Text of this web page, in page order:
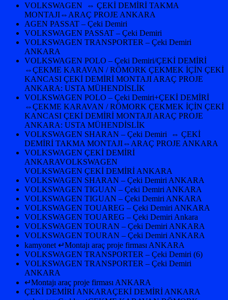
VOLKSWAGEN ⇔ ÇEKİ DEMİRİ TAKMA
MONTAJI⇔ARAÇ PROJE ANKARA
AGEN PASSAT – Çeki Demiri
VOLKSWAGEN PASSAT – Çeki Demiri
VOLKSWAGEN TRANSPORTER – Çeki Demiri
ANKARA
VOLKSWAGEN POLO – Çeki Demiri/ÇEKİ DEMİRİ
⇔ÇEKME KARAVAN / RÖMORK ÇEKMEK İÇİN ÇEKİ
KANCASI ÇEKİ DEMİRİ MONTAJI ARAÇ PROJE
ANKARA: USTA MÜHENDİSLİK
VOLKSWAGEN POLO – Çeki Demiri+ÇEKİ DEMİRİ
⇔ÇEKME KARAVAN / RÖMORK ÇEKMEK İÇİN ÇEKİ
KANCASI ÇEKİ DEMİRİ MONTAJI ARAÇ PROJE
ANKARA: USTA MÜHENDİSLİK
VOLKSWAGEN SHARAN – Çeki Demiri ⇔ ÇEKİ
DEMİRİ TAKMA MONTAJI⇔ARAÇ PROJE ANKARA
VOLKSWAGEN ÇEKİ DEMİRİ
ANKARAVOLKSWAGEN
VOLKSWAGEN ÇEKİ DEMİRİ ANKARA
VOLKSWAGEN SHARAN – Çeki Demiri ANKARA
VOLKSWAGEN TIGUAN – Çeki Demiri ANKARA
VOLKSWAGEN TIGUAN – Çeki Demiri ANKARA
VOLKSWAGEN TOUAREG – Çeki Demiri ANKARA
VOLKSWAGEN TOUAREG – Çeki Demiri Ankara
VOLKSWAGEN TOURAN – Çeki Demiri ANKARA
VOLKSWAGEN TOURAN – Çeki Demiri ANKARA
kamyonet ↵Montajı araç proje firması ANKARA
VOLKSWAGEN TRANSPORTER – Çeki Demiri (6)
VOLKSWAGEN TRANSPORTER – Çeki Demiri
ANKARA
↵Montajı araç proje firması ANKARA
ÇEKİ DEMİRİ ANKARAÇEKİ DEMİRİ ANKARA